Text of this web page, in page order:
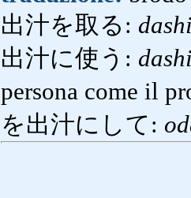
出汁を取る:
出汁に使う:
persona come il
を出汁にして: